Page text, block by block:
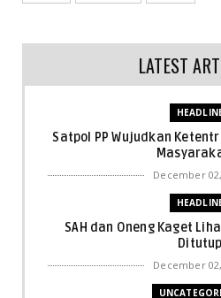
LATEST
Satpol PP Wujudkan
December
SAH dan Oneng Kaget
Ditutup
December